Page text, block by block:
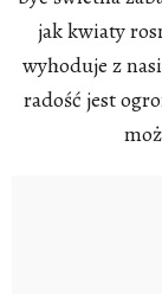
jak kwiaty
wyhoduje z
radość jest